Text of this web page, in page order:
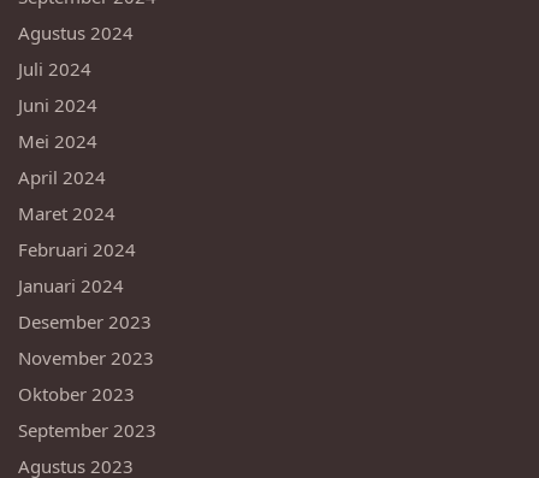
Agustus 2024
Juli 2024
Juni 2024
Mei 2024
April 2024
Maret 2024
Februari 2024
Januari 2024
Desember 2023
November 2023
Oktober 2023
September 2023
Agustus 2023